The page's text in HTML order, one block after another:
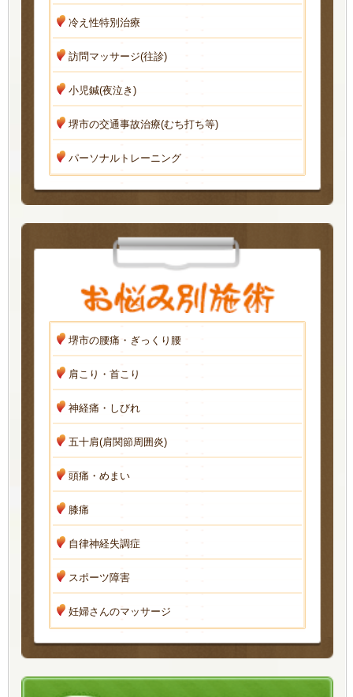
冷え性特別治療
訪問マッサージ(往診)
小児鍼(夜泣き)
堺市の交通事故治療(むち打ち等)
パーソナルトレーニング
堺市の腰痛・ぎっくり腰
肩こり・首こり
神経痛・しびれ
五十肩(肩関節周囲炎)
頭痛・めまい
膝痛
自律神経失調症
スポーツ障害
妊婦さんのマッサージ